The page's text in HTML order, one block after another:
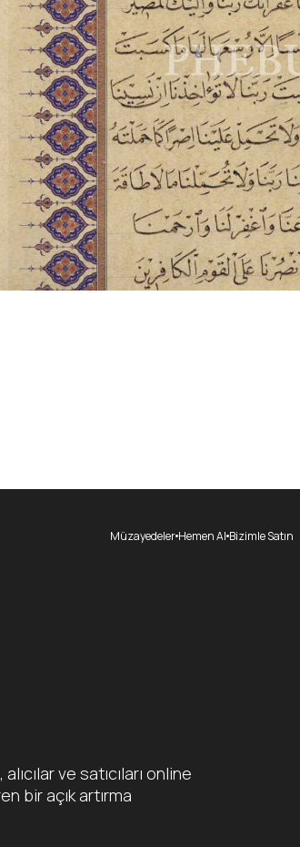
MüzayedelerHemen Al Bizimle Satın
ve satıcıları online
bir açık artırma